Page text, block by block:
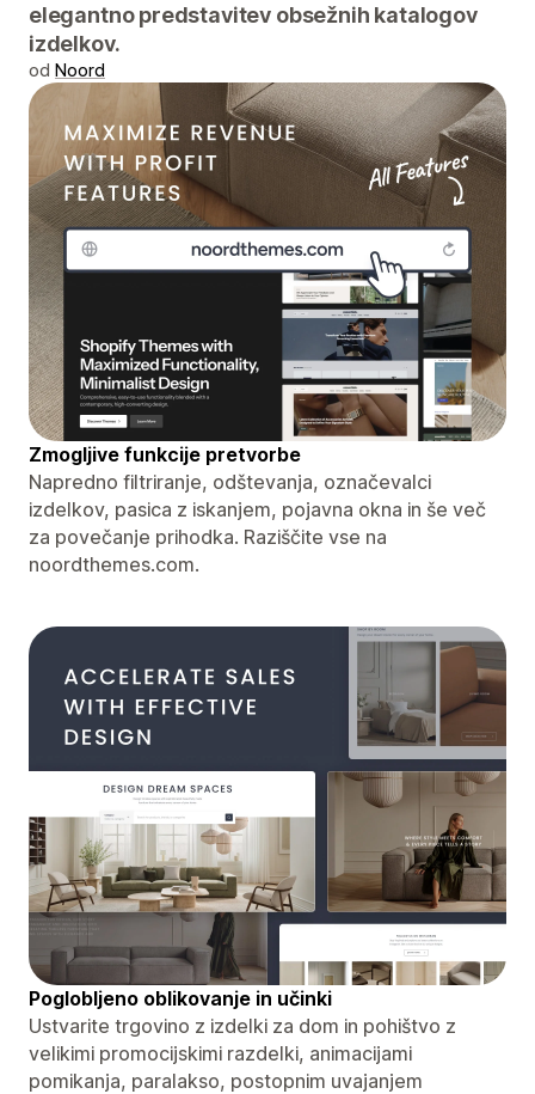
elegantno predstavitev obsežnih katalogov
izdelkov.
od Noord
Zmogljive funkcije pretvorbe
Napredno filtriranje, odštevanja, označevalci
izdelkov, pasica z iskanjem, pojavna okna in še več
za povečanje prihodka. Raziščite vse na
noordthemes.com.
Poglobljeno oblikovanje in učinki
Ustvarite trgovino z izdelki za dom in pohištvo z
velikimi promocijskimi razdelki, animacijami
pomikanja, paralakso, postopnim uvajanjem